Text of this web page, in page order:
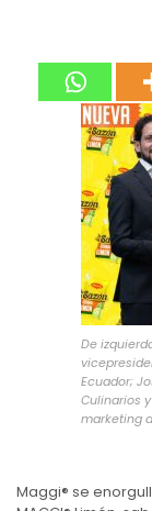
De
Ecuador;
Culinarios
marketing
Maggi®️ se